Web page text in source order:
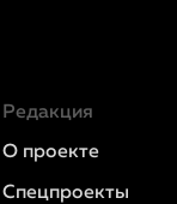
Редакция
О проекте
Спецпроекты